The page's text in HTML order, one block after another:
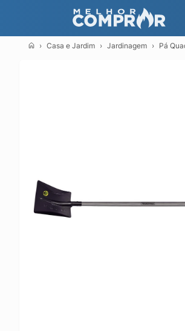
Casa e Jardim Jardinagem Pá